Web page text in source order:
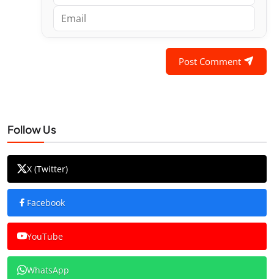
Post Comment
Follow Us
X (Twitter)
Facebook
YouTube
WhatsApp